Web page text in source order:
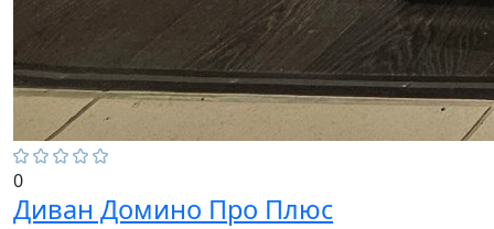
0
Диван Домино Про Плюс